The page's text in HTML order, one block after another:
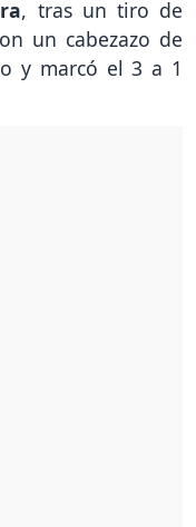
, tras un tiro de
un cabezazo de
y marcó el 3 a 1